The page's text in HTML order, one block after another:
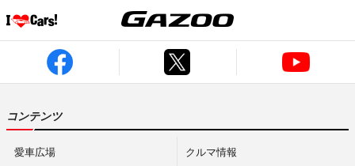
コンテンツ
愛車広場 クルマ情報